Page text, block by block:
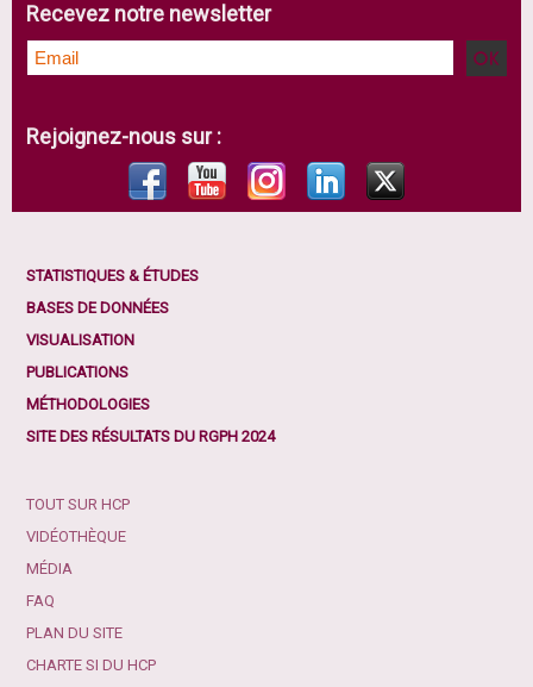
Recevez notre newsletter
Rejoignez-nous sur :
STATISTIQUES & ÉTUDES
BASES DE DONNÉES
VISUALISATION
PUBLICATIONS
MÉTHODOLOGIES
SITE DES RÉSULTATS DU RGPH 2024
TOUT SUR HCP
VIDÉOTHÈQUE
MÉDIA
FAQ
PLAN DU SITE
CHARTE SI DU HCP